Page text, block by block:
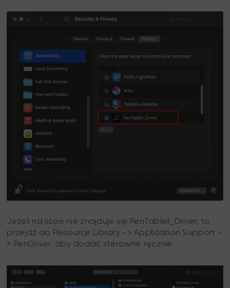
Jeżeli na liście nie znajduje się PenTablet_Driver, to
przejdź do Resource Library -> Application Support -
> PenDriver, aby dodać sterownik ręcznie.